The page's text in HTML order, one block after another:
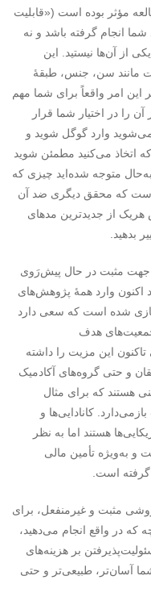
مؤثر بوده است («قابلیت
انجام گرفته باشد و نه
از آن‌ها نیستید. این
مانند سن، جنس، طبقۀ
امر واقعاً برای شما مهم
را در اختیار شما قرار
وارد گوگل شوید و
اتخاذ می‌کنید مطمئن شوید
به‌حال متوجه شده‌اید چیزی که
که محقق دیگری ضد آن
هریک از جدیدترین مدهای
بدهید.
جهت مثبت در حال پیش‌رَوی
وارد همۀ پژوهش‌های
شده است که سعی دارد
جمعیت‌های هدف
این مزیت را داشته
و حتی گروه‌های آکادمیک
هستند که برای مثال
کانادایی‌ها و
هستند اما به نظر
و به‌ویژه تأمین مالی
گرفته است.
مثبت و غیرمنفعل، برای
که در واقع انجام می‌دهید،
بر هزینه‌های
آسان‌تر، طبیعی‌تر و حتی